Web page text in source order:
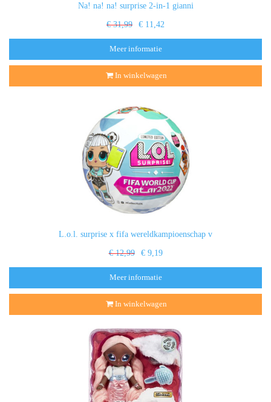
Na! na! na! surprise 2-in-1 gianni
€ 31,99 € 11,42
Meer informatie
In winkelwagen
L.o.l. surprise x fifa wereldkampioenschap v
€ 12,99 € 9,19
Meer informatie
In winkelwagen